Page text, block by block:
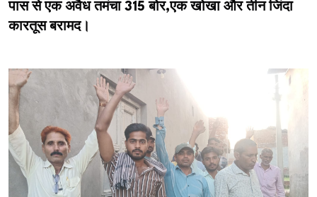
पास से एक अवैध तमंचा 315 बोर,एक खोखा और तीन जिंदा
कारतूस बरामद।